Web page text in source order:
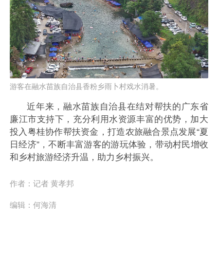
游客在融水苗族自治县香粉乡雨卜村戏水消暑。
近年来，融水苗族自治县在结对帮扶的广东省
廉江市支持下，充分利用水资源丰富的优势，加大
投入粤桂协作帮扶资金，打造农旅融合景点发展“夏
日经济”，不断丰富游客的游玩体验，带动村民增收
和乡村旅游经济升温，助力乡村振兴。
作者： 记者 黄孝邦
编辑： 何海清